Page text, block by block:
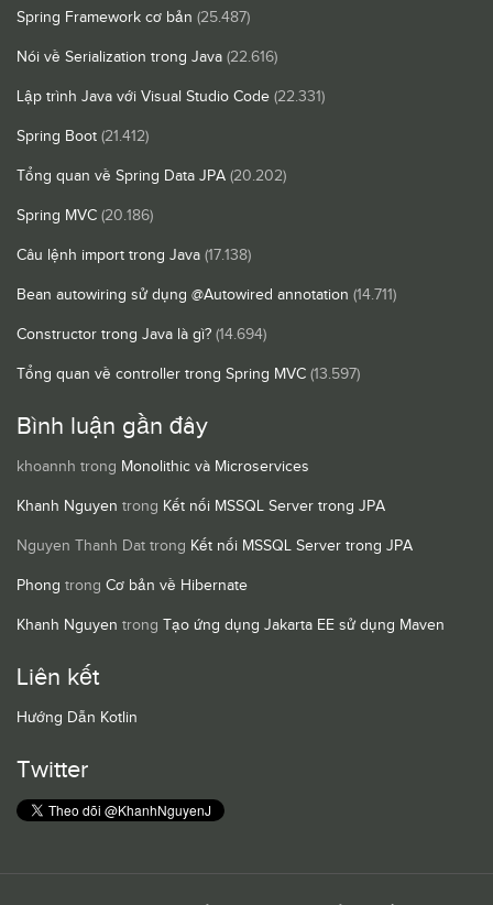
Spring Framework cơ bản (25.487)
Nói về Serialization trong Java (22.616)
Lập trình Java với Visual Studio Code (22.331)
Spring Boot (21.412)
Tổng quan về Spring Data JPA (20.202)
Spring MVC (20.186)
Câu lệnh import trong Java (17.138)
Bean autowiring sử dụng @Autowired annotation (14.711)
Constructor trong Java là gì? (14.694)
Tổng quan về controller trong Spring MVC (13.597)
Bình luận gần đây
khoannh trong Monolithic và Microservices
Khanh Nguyen trong Kết nối MSSQL Server trong JPA
Nguyen Thanh Dat trong Kết nối MSSQL Server trong JPA
Phong trong Cơ bản về Hibernate
Khanh Nguyen trong Tạo ứng dụng Jakarta EE sử dụng Maven
Liên kết
Hướng Dẫn Kotlin
Twitter